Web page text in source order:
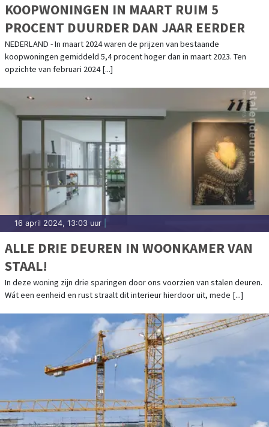
KOOPWONINGEN IN MAART RUIM 5
PROCENT DUURDER DAN JAAR EERDER
NEDERLAND - In maart 2024 waren de prijzen van bestaande
koopwoningen gemiddeld 5,4 procent hoger dan in maart 2023. Ten
opzichte van februari 2024 [...]
16 april 2024, 13:03 uur
ALLE DRIE DEUREN IN WOONKAMER VAN
STAAL!
In deze woning zijn drie sparingen door ons voorzien van stalen deuren.
Wát een eenheid en rust straalt dit interieur hierdoor uit, mede [...]